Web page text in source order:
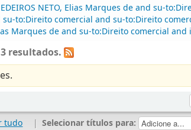
NETO, Elias Marques de and su-
to:Direito comercial and su-to:Direito
Marques de and su-to:Direito comercial and
resultados.
tudo | Selecionar títulos para: